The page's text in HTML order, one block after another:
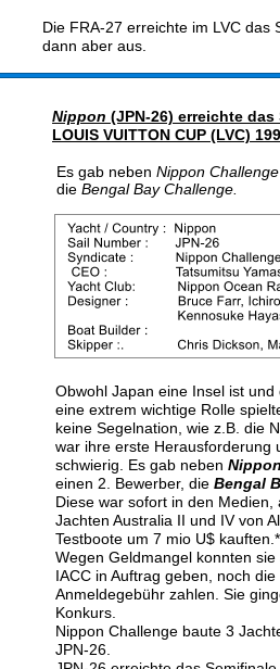
Die FRA-27 erreichte im LVC das
dann aber aus.
Obwohl Japan eine Insel ist
eine extrem wichtige Rolle
keine Segelnation, wie z.B. die
war ihre erste Herausforderung
schwierig. Es gab neben
einen 2. Bewerber, die Bengal
Diese war sofort in den Medien,
Jachten Australia II und IV von
Testboote um 7 mio U$ kauften.*
Wegen Geldmangel konnten
IACC in Auftrag geben, noch die
Anmeldegebühr zahlen. Sie
Konkurs.
Nippon Challenge baute 3
JPN-26.
Nippon (JPN-26) erreichte
LOUIS VUITTON CUP (LVC)
Es gab neben Nippon Challenge
die Bengal Bay Challenge.